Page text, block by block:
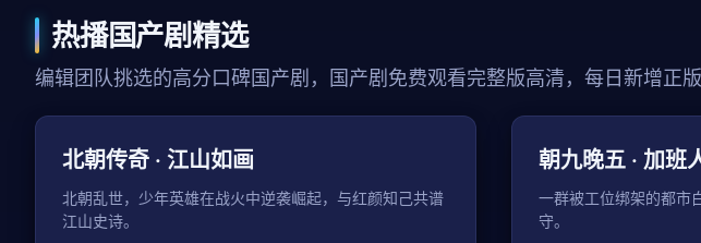
热播国产剧精选
编辑团队挑选的高分口碑国产剧，国产剧免费观看完整版高清，每日新增正
古装
45分钟 / 集
北朝传奇 · 江山如画
北朝乱世，少年英雄在战火中逆袭崛起，与红颜知己共谱
江山史诗。
都市
朝九晚五 · 加班
一群被工位绑架的都市
守。